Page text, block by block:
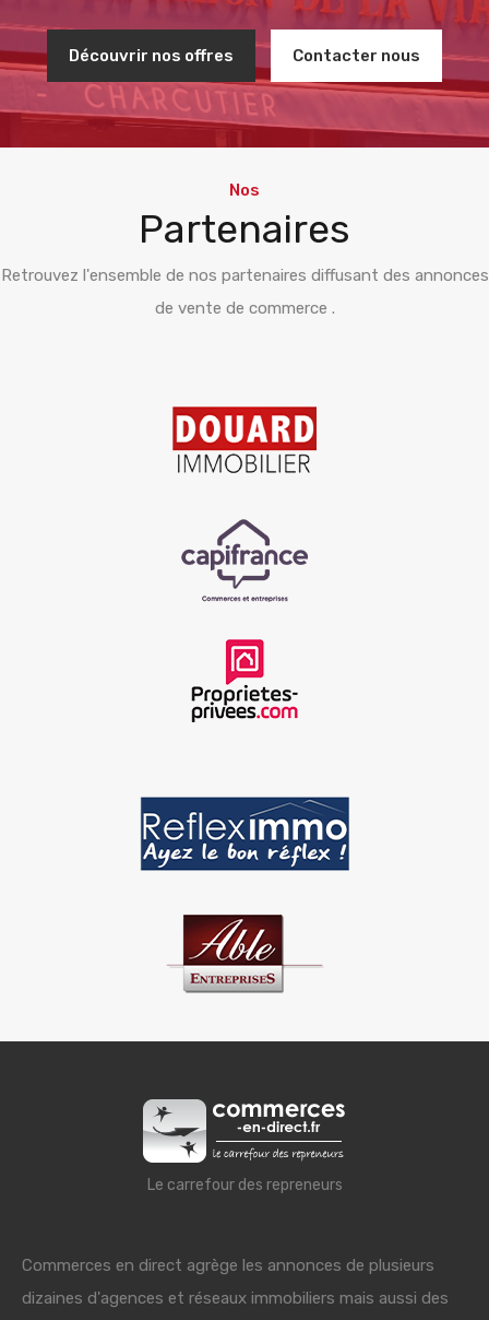
Découvrir nos offres Contacter nous
Nos
Partenaires
Retrouvez l'ensemble de nos partenaires diffusant des annonces
de vente de commerce .
Le carrefour des repreneurs
Commerces en direct agrège les annonces de plusieurs
dizaines d'agences et réseaux immobiliers mais aussi des